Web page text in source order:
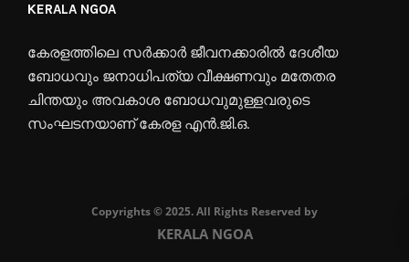
KERALA NGOA
കേരളത്തിലെ സർക്കാർ ജീവനക്കാരിൽ ദേശീയ
ബോധവും ജനാധിപത്യ വീക്ഷണവും മതേതര
ചിന്തയും അവകാശ ബോധവുമുള്ളവരുടെ
സംഘടനയാണ് കേരള എൻ.ജി.ഒ.
Copyrights © 2025. All Rights Reserved by
KERALA NGOA